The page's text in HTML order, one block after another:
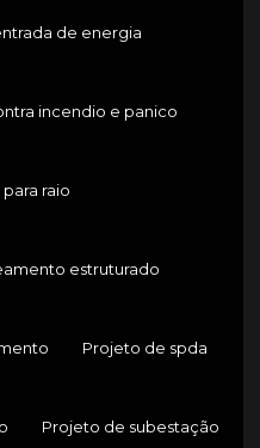
de energia
incendio e panico
raio
estruturado
Projeto de spda
Projeto de subestação